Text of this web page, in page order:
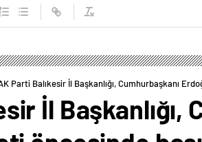
Parti Balıkesir İl Başkanlığı, Cumhurbaşkanı
İl Başkanlığı,